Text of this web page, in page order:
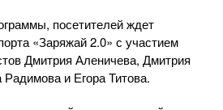
посетителей ждет
«Заряжай 2.0» с участием
Дмитрия Аленичева, Дмитрия
и Егора Титова.